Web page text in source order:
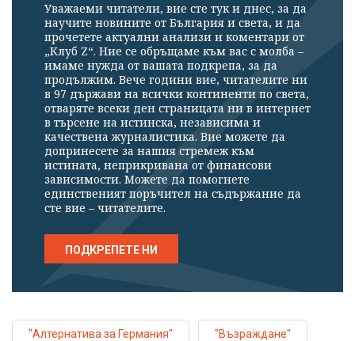
Уважаеми читатели, вие сте тук и днес, за да
научите новините от България и света, и да
прочетете актуални анализи и коментари от
„Клуб Z“. Ние се обръщаме към вас с молба –
имаме нужда от вашата подкрепа, за да
продължим. Вече години вие, читателите ни
в 97 държави на всички континенти по света,
отваряте всеки ден страницата ни в интернет
в търсене на истинска, независима и
качествена журналистика. Вие можете да
допринесете за нашия стремеж към
истината, неприкривана от финансови
зависимости. Можете да помогнете
единственият поръчител на съдържание да
сте вие – читателите.
ПОДКРЕПЕТЕ НИ
"Алтернатива за Германия" "Възраждане"